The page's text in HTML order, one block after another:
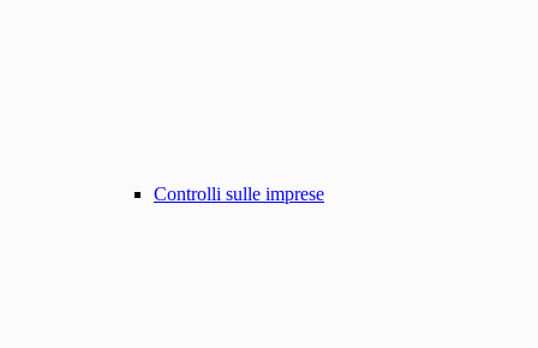
Controlli sulle imprese